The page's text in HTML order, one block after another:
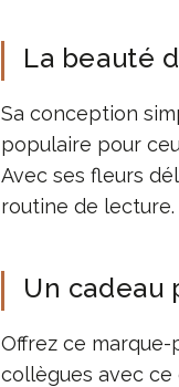
La beauté
Sa conception
populaire pour
Avec ses fleurs
routine de lecture.
Un cadeau
Offrez ce
collègues avec ce